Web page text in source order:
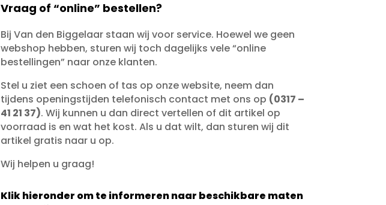
Vraag of “online” bestellen?
Bij Van den Biggelaar staan wij voor service. Hoewel we geen
webshop hebben, sturen wij toch dagelijks vele “online
bestellingen” naar onze klanten.
Stel u ziet een schoen of tas op onze website, neem dan
tijdens openingstijden telefonisch contact met ons op (0317 –
41 21 37). Wij kunnen u dan direct vertellen of dit artikel op
voorraad is en wat het kost. Als u dat wilt, dan sturen wij dit
artikel gratis naar u op.
Wij helpen u graag!
Klik hieronder om te informeren naar beschikbare maten